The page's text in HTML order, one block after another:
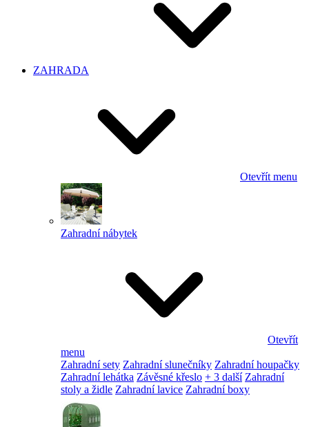
ZAHRADA
Otevřít menu
Zahradní nábytek
Otevřít
menu
Zahradní sety Zahradní slunečníky Zahradní houpačky
Zahradní lehátka Závěsné křeslo + 3 další Zahradní
stoly a židle Zahradní lavice Zahradní boxy